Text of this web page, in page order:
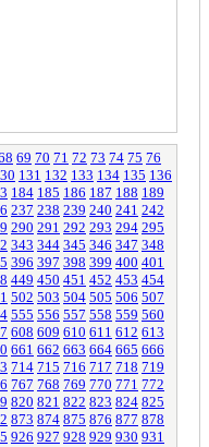
69 70 71 72 73 74 75 76
131 132 133 134 135 136
184 185 186 187 188 189
237 238 239 240 241 242
290 291 292 293 294 295
343 344 345 346 347 348
396 397 398 399 400 401
449 450 451 452 453 454
502 503 504 505 506 507
555 556 557 558 559 560
608 609 610 611 612 613
661 662 663 664 665 666
714 715 716 717 718 719
767 768 769 770 771 772
820 821 822 823 824 825
873 874 875 876 877 878
926 927 928 929 930 931